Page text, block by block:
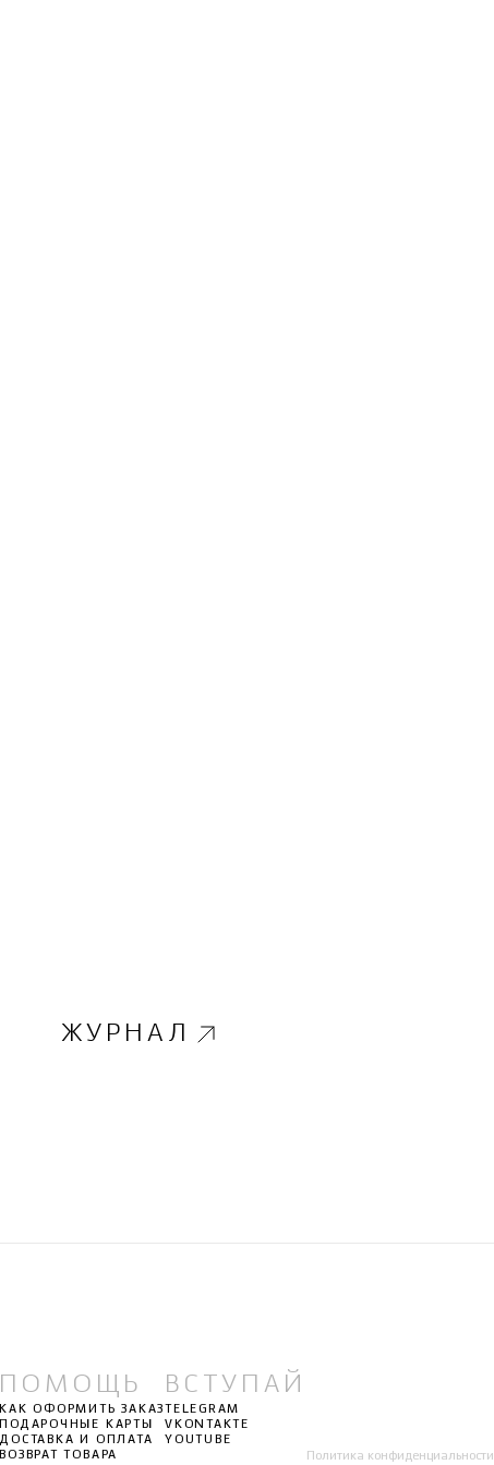
ЖУРНАЛ
ПОМОЩЬ
КАК ОФОРМИТЬ ЗАКАЗ
ПОДАРОЧНЫЕ КАРТЫ
ДОСТАВКА И ОПЛАТА
ВОЗВРАТ ТОВАРА
ВСТУПАЙ
TELEGRAM
VKONTAKTE
YOUTUBE
Политика конфиденциальности